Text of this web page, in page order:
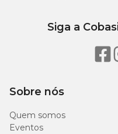
Sódio (mín)
Sobre nós
Quem somos
Eventos
Siga a